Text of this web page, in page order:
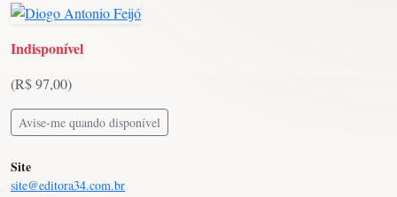
Indisponível
(R$ 97,00)
Avise-me quando disponível
Site
site@editora34.com.br